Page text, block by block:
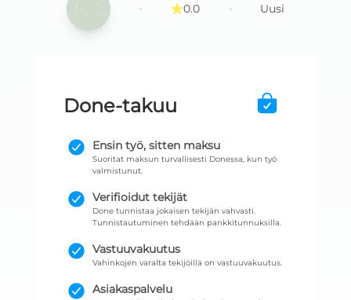
· 0.0 · Uusi
Done-takuu
Ensin työ, sitten maksu
Suoritat maksun turvallisesti Donessa, kun työ
valmistunut.
Verifioidut tekijät
Done tunnistaa jokaisen tekijän vahvasti.
Tunnistautuminen tehdään pankkitunnuksilla.
Vastuuvakuutus
Vahinkojen varalta tekijöillä on vastuuvakuutus.
Asiakaspalvelu